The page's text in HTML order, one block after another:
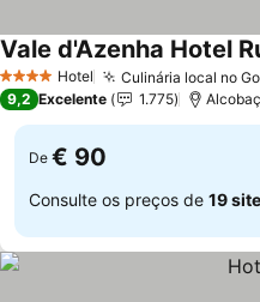
4 EstrelasHotel Culinária local no
Vale d'Azenha Hotel
9,2 Excelente 1.775
De € 90
Consulte os preços de 19